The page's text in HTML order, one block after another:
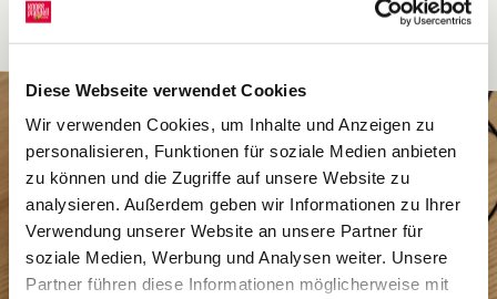
Diese Webseite verwendet Cookies
Wir verwenden Cookies, um Inhalte und Anzeigen zu
personalisieren, Funktionen für soziale Medien anbieten
zu können und die Zugriffe auf unsere Website zu
analysieren. Außerdem geben wir Informationen zu Ihrer
Verwendung unserer Website an unsere Partner für
soziale Medien, Werbung und Analysen weiter. Unsere
Partner führen diese Informationen möglicherweise mit